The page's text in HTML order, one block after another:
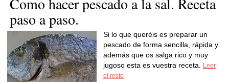
paso a paso.
Si lo que queréis es preparar un
pescado de forma sencilla, rápida y
además que os salga rico y muy
jugoso esta es vuestra receta.
Leer
el resto